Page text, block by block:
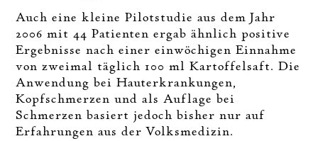
Auch eine kleine Pilotstudie aus dem Jahr
2006 mit 44 Patienten ergab ähnlich positive
Ergebnisse nach einer einwöchigen Einnahme
von zweimal täglich 100 ml Kartoffelsaft. Die
Anwendung bei Hauterkrankungen,
Kopfschmerzen und als Auflage bei
Schmerzen basiert jedoch bisher nur auf
Erfahrungen aus der Volksmedizin.